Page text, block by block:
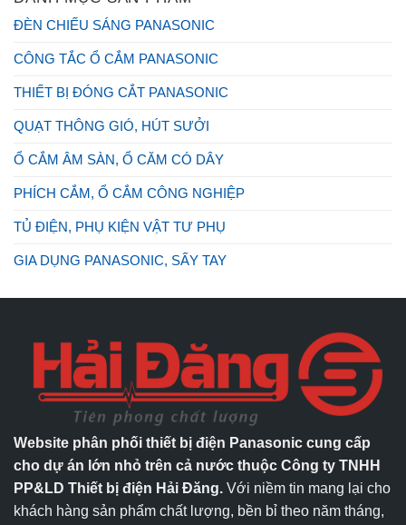
ĐÈN CHIẾU SÁNG PANASONIC
CÔNG TẮC Ổ CẮM PANASONIC
THIẾT BỊ ĐÓNG CẮT PANASONIC
QUẠT THÔNG GIÓ, HÚT SƯỞI
Ổ CẮM ÂM SÀN, Ổ CĂM CÓ DÂY
PHÍCH CẮM, Ổ CẮM CÔNG NGHIỆP
TỦ ĐIỆN, PHỤ KIỆN VẬT TƯ PHỤ
GIA DỤNG PANASONIC, SẤY TAY
Website phân phối thiết bị điện Panasonic cung cấp
cho dự án lớn nhỏ trên cả nước thuộc Công ty TNHH
PP&LD Thiết bị điện Hải Đăng. Với niềm tin mang lại cho
khách hàng sản phẩm chất lượng, bền bỉ theo năm tháng,